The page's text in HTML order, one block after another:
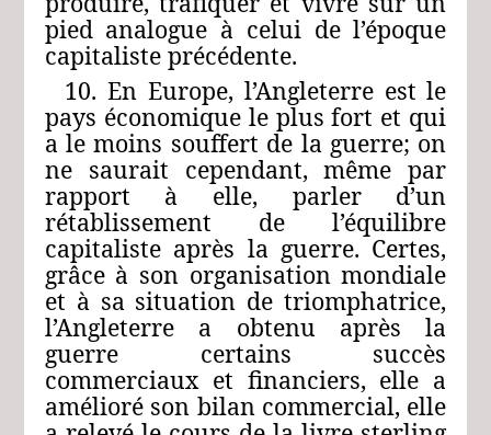
pied analogue à celui de l’époque
capitaliste précédente.
10. En Europe, l’Angleterre est le
pays économique le plus fort et qui
a le moins souffert de la guerre; on
ne saurait cependant, même par
rapport à elle, parler d’un
rétablissement de l’équilibre
capitaliste après la guerre. Certes,
grâce à son organisation mondiale
et à sa situation de triomphatrice,
l’Angleterre a obtenu après la
guerre certains succès
commerciaux et financiers, elle a
amélioré son bilan commercial, elle